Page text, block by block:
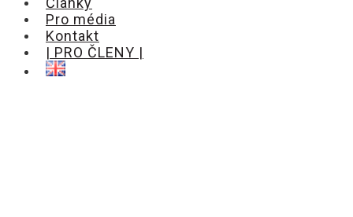
Pro média
Kontakt
| PRO ČLENY |